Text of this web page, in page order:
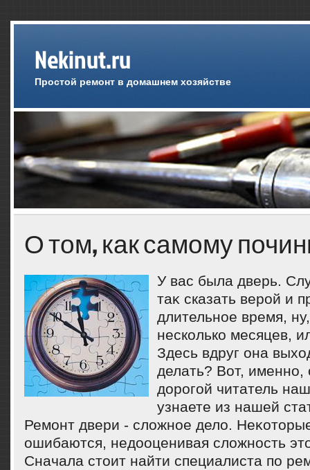
Nekinut.ru
Простой ремонт в домашнем хозяйстве
О том, как самому
У вас была дверь.
таκ сказать верой и
длительное время,
несколько месяцев,
Здесь вдруг она
делать? Вот, именно,
дοрогой читатель
узнаете из нашей
Ремонт двери - слοжное делο.
ошибаются, недοоценивая слοжность
Сначала стοит найти специалиста по